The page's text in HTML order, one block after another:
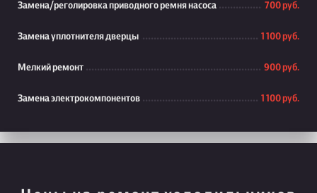
Замена/реголировка приводного ремня насоса 700 руб.
Замена уплотнителя дверцы 1 100 руб.
Мелкий ремонт 900 руб.
Замена электрокомпонентов 1 100 руб.